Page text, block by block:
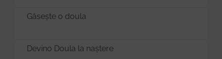
Găsește o doula
Devino Doula la naștere